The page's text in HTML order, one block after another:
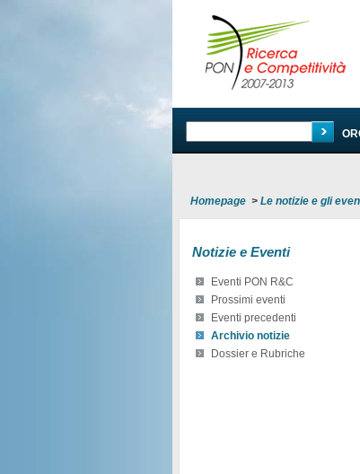
PROGRAMMA
Homepage > Le notizie e gli
Notizie e Eventi
Eventi PON R&C
Prossimi eventi
Eventi precedenti
Archivio notizie
Dossier e Rubriche